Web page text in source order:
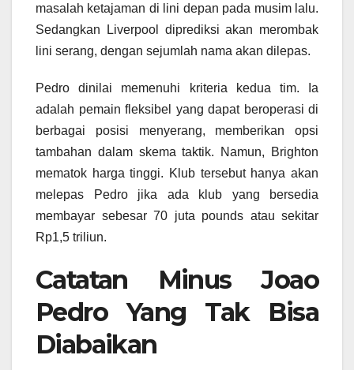
masalah ketajaman di lini depan pada musim lalu.
Sedangkan Liverpool diprediksi akan merombak
lini serang, dengan sejumlah nama akan dilepas.
Pedro dinilai memenuhi kriteria kedua tim. Ia
adalah pemain fleksibel yang dapat beroperasi di
berbagai posisi menyerang, memberikan opsi
tambahan dalam skema taktik. Namun, Brighton
mematok harga tinggi. Klub tersebut hanya akan
melepas Pedro jika ada klub yang bersedia
membayar sebesar 70 juta pounds atau sekitar
Rp1,5 triliun.
Catatan Minus Joao
Pedro Yang Tak Bisa
Diabaikan